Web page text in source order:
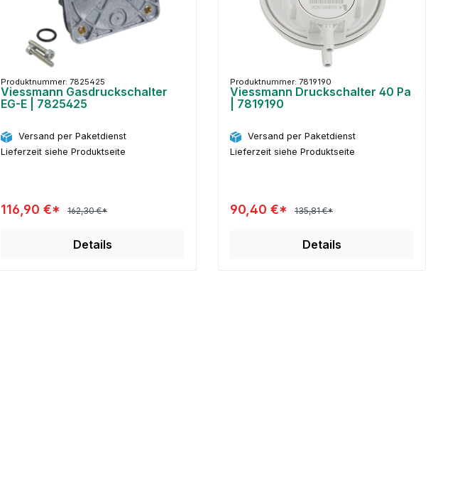
Produktnummer: 7825425
Viessmann Gasdruckschalter
EG-E | 7825425
Versand per Paketdienst
Lieferzeit siehe Produktseite
116,90 €* 162,30 €*
Details
Produktnummer: 7819190
Viessmann Druckschalter 40 Pa
| 7819190
Versand per Paketdienst
Lieferzeit siehe Produktseite
90,40 €* 135,81 €*
Details